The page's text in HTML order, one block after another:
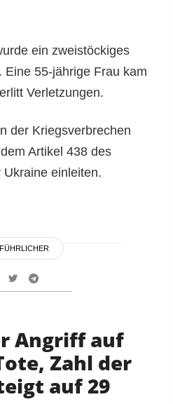
ein zweistöckiges
Eine 55-jährige Frau kam
Verletzungen.
der Kriegsverbrechen
Artikel 438 des
einleiten.
Angriff auf
Zahl der
auf 29